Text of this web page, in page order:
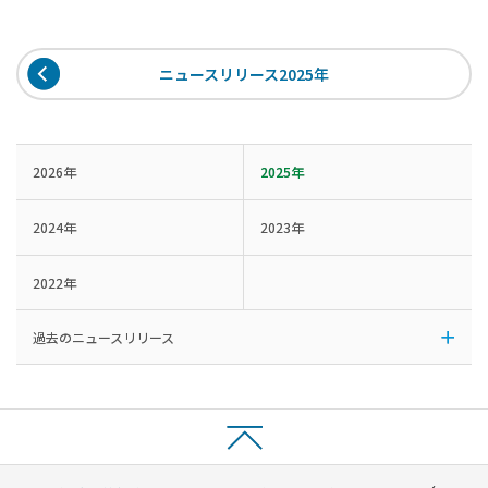
ニュースリリース2025年
2026年 2025年
2024年 2023年
2022年
過去のニュースリリース